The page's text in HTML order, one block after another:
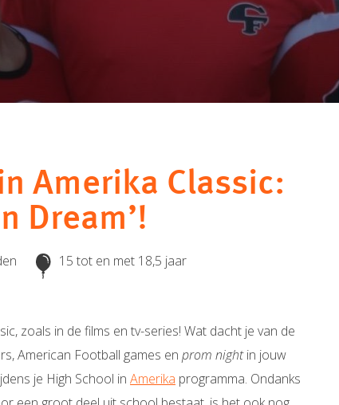
Amerika Classic:
Dream’!
15 tot en met 18,5 jaar
zoals in de films en tv-series! Wat dacht je van de
American Football games en prom nightin jouw
je High School in Amerika programma. Ondanks